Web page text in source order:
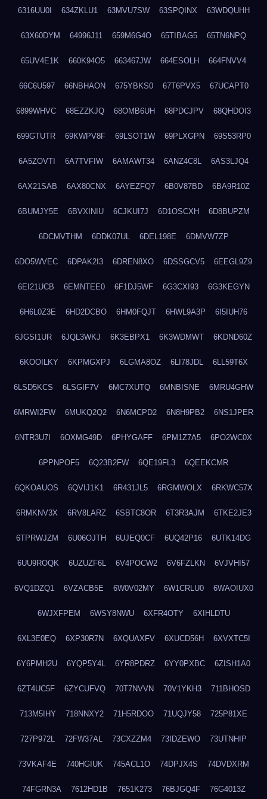
6316UU0I 634ZKLU1 63MVU7SW 63SPQINX 63WDQUHH
63X60DYM 64996J11 659M6G4O 65TIBAG5 65TN6NPQ
65UV4E1K 660K94O5 663467JW 664ESOLH 664FNVV4
66C6U597 66NBHAON 675YBKS0 67T6PVX5 67UCAPT0
6899WHVC 68EZZKJQ 68OMB6UH 68PDCJPV 68QHDOI3
699GTUTR 69KWPV8F 69LSOT1W 69PLXGPN 69S53RP0
6A5ZOVTI 6A7TVFIW 6AMAWT34 6ANZ4C8L 6AS3LJQ4
6AX21SAB 6AX80CNX 6AYEZFQ7 6B0V87BD 6BA9R10Z
6BUMJY5E 6BVXINIU 6CJKUI7J 6D1OSCXH 6D8BUPZM
6DCMVTHM 6DDK07UL 6DEL198E 6DMVW7ZP
6DO5WVEC 6DPAK2I3 6DREN8XO 6DSSGCV5 6EEGL9Z9
6EI21UCB 6EMNTEE0 6F1DJ5WF 6G3CXI93 6G3KEGYN
6H6L0Z3E 6HD2DCBO 6HM0FQJT 6HWL9A3P 6I5IUH76
6JGSI1UR 6JQL3WKJ 6K3EBPX1 6K3WDMWT 6KDND60Z
6KOOILKY 6KPMGXPJ 6LGMA8OZ 6LI78JDL 6LL59T6X
6LSD5KCS 6LSGIF7V 6MC7XUTQ 6MNBISNE 6MRU4GHW
6MRWI2FW 6MUKQ2Q2 6N6MCPD2 6N8H9PB2 6NS1JPER
6NTR3U7I 6OXMG49D 6PHYGAFF 6PM1Z7A5 6PO2WC0X
6PPNPOF5 6Q23B2FW 6QE19FL3 6QEEKCMR
6QKOAUOS 6QVIJ1K1 6R431JL5 6RGMWOLX 6RKWC57X
6RMKNV3X 6RV8LARZ 6SBTC8OR 6T3R3AJM 6TKE2JE3
6TPRWJZM 6U06OJTH 6UJEQ0CF 6UQ42P16 6UTK14DG
6UU9ROQK 6UZUZF6L 6V4POCW2 6V6FZLKN 6VJVHI57
6VQ1DZQ1 6VZACB5E 6W0V02MY 6W1CRLU0 6WAOIUX0
6WJXFPEM 6WSY8NWU 6XFR4OTY 6XIHLDTU
6XL3E0EQ 6XP30R7N 6XQUAXFV 6XUCD56H 6XVXTC5I
6Y6PMH2U 6YQP5Y4L 6YR8PDRZ 6YY0PXBC 6ZISH1A0
6ZT4UC5F 6ZYCUFVQ 70T7NVVN 70V1YKH3 711BHOSD
713M5IHY 718NNXY2 71H5RDOO 71UQJY58 725P81XE
727P972L 72FW37AL 73CXZZM4 73IDZEWO 73UTNHIP
73VKAF4E 740HGIUK 745ACL1O 74DPJX4S 74DVDXRM
74FGRN3A 7612HD1B 7651K273 76BJGQ4F 76G4013Z